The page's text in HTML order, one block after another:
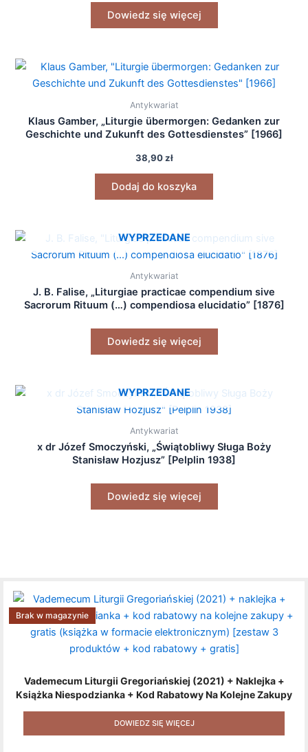
Dowiedz się więcej
Antykwariat
Klaus Gamber, „Liturgie übermorgen: Gedanken zur
Geschichte und Zukunft des Gottesdienstes” [1966]
38,90zł
Dodaj do koszyka
WYPRZEDANE
Antykwariat
J. B. Falise, „Liturgiae practicae compendium sive
Sacrorum Rituum (…) compendiosa elucidatio” [1876]
Dowiedz się więcej
WYPRZEDANE
Antykwariat
x dr Józef Smoczyński, „Świątobliwy Sługa Boży
Stanisław Hozjusz” [Pelplin 1938]
Dowiedz się więcej
Vademecum Liturgii Gregoriańskiej (2021) + Naklejka +
Książka Niespodzianka + Kod Rabatowy Na Kolejne Zakupy
Produktów + Kod Rabatowy + Gratis]
Brak w magazynie
DOWIEDZ SIĘ WIĘCEJ